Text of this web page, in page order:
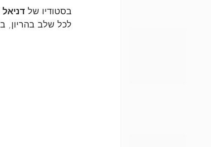
בסטודיו של
לכל שלב בהריון,